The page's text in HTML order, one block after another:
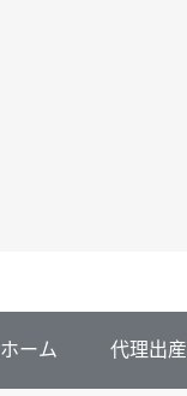
ホーム 代理出産